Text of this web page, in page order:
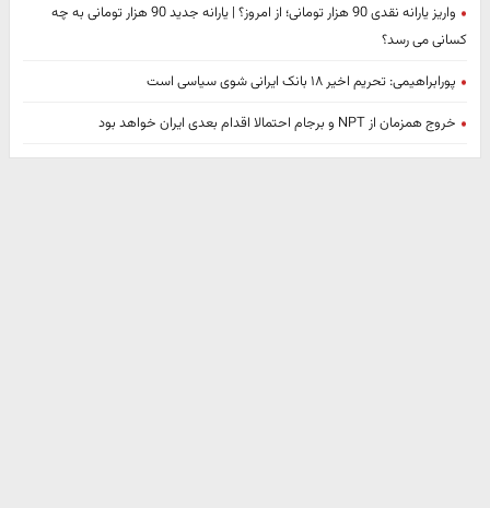
واریز یارانه نقدی 90 هزار تومانی؛ از امروز؟ | یارانه جدید 90 هزار تومانی به چه
کسانی می رسد؟
پورابراهیمی: تحریم اخیر ۱۸ بانک ایرانی شوی سیاسی است
خروج همزمان از NPT و برجام احتمالا اقدام بعدی ایران خواهد بود